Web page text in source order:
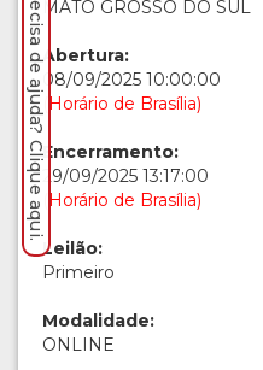
ARREMATADO
Local:
MATO GROSSO DO SUL
08/09/2025 10:00:00
(Horário de Brasília)
Encerramento:
29/09/2025 13:17:00
(Horário de Brasília)
Leilão:
Primeiro
Precisa de ajuda? Clique aqui.